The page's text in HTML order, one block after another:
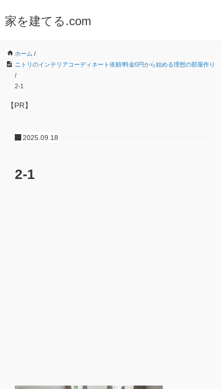
家を建てる.com
ホーム /
ニトリのインテリアコーディネート依頼!料金0円から始める理想の部屋作り
/
2-1
【PR】
2025.09.18
2-1